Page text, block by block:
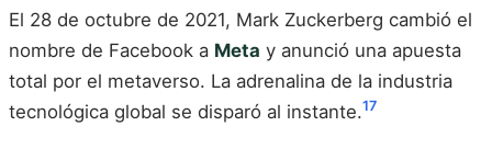
El 28 de octubre de 2021, Mark Zuckerberg cambió el
nombre de Facebook a Meta y anunció una apuesta
total por el metaverso. La adrenalina de la industria
tecnológica global se disparó al instante.17